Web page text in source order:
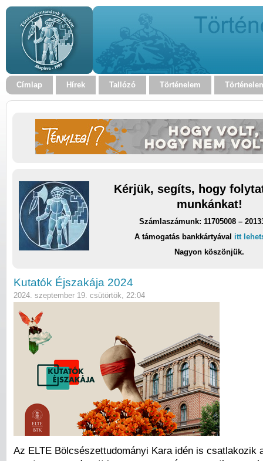
Címlap Hírek Tallózó Történelem
Kérjük, segíts, hogy
munkánkat!
Számlaszámunk: 11705008 –
A támogatás bankkártyával itt
Nagyon köszönjük.
Kutatók Éjszakája 2024
2024. szeptember 19. csütörtök, 22:04
Az ELTE Bölcsészettudományi Kara idén is csatlakozik